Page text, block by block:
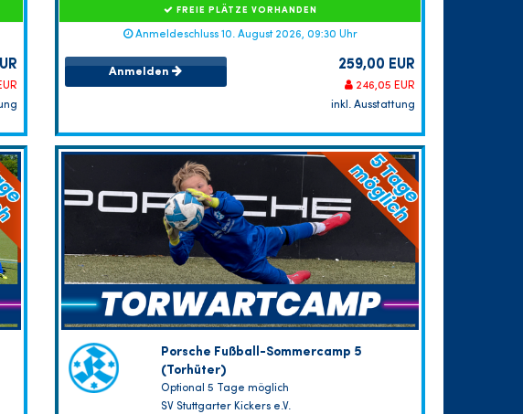
FREIE PLÄTZE VORHANDEN
Anmeldeschluss 10. August 2026, 09:30 Uhr
Anmelden 259,00 EUR
246,05 EUR
inkl. Ausstattung
Porsche Fußball-Sommercamp 5
(Torhüter)
Optional 5 Tage möglich
SV Stuttgarter Kickers e.V.